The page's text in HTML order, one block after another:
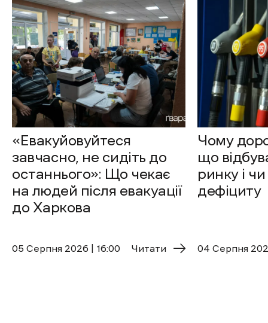
«Евакуйовуйтеся
завчасно, не сидіть до
останнього»: Що чекає
на людей після евакуації
до Харкова
05 Cерпня 2026 | 16:00 Читати
Чому
що
ринку і
дефіциту
04 Cерпня